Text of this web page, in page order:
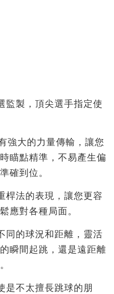
監製，頂尖選手指定使
強大的力量傳輸，讓您
瞄點精準，不易產生偏
確到位。
桿法的表現，讓您更容
應對各種局面。
同的球況和距離，靈活
瞬間起跳，還是遠距離
是不太擅長跳球的朋